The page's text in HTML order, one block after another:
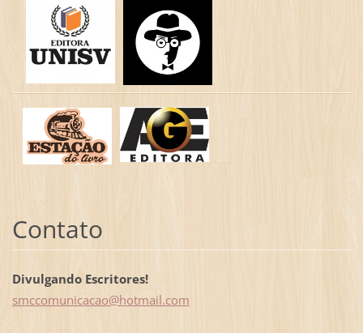
Contato
Divulgando Escritores!
smccomunicacao@hotmail.com